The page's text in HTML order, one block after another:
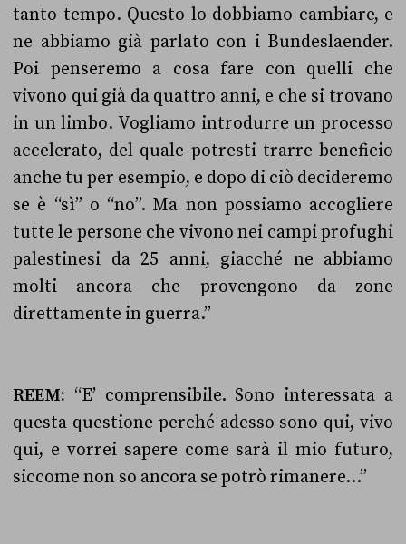
tanto tempo. Questo lo dobbiamo cambiare, e
ne abbiamo già parlato con i Bundeslaender.
Poi penseremo a cosa fare con quelli che
vivono qui già da quattro anni, e che si trovano
in un limbo. Vogliamo introdurre un processo
accelerato, del quale potresti trarre beneficio
anche tu per esempio, e dopo di ciò decideremo
se è “sì” o “no”. Ma non possiamo accogliere
tutte le persone che vivono nei campi profughi
palestinesi da 25 anni, giacché ne abbiamo
molti ancora che provengono da zone
direttamente in guerra.”
REEM: “E’ comprensibile. Sono interessata a
questa questione perché adesso sono qui, vivo
qui, e vorrei sapere come sarà il mio futuro,
siccome non so ancora se potrò rimanere…”